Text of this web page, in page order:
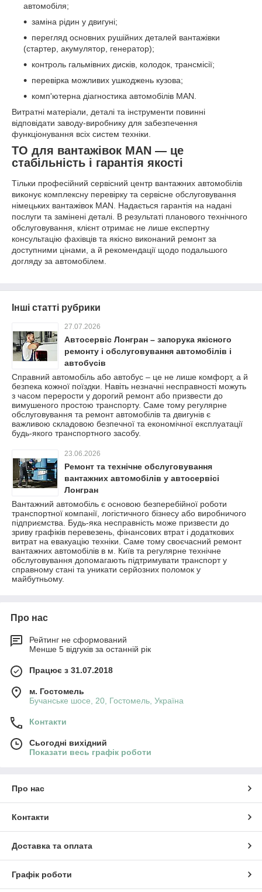
автомобіля;
заміна рідин у двигуні;
перегляд основних рушійних деталей вантажівки
(стартер, акумулятор, генератор);
контроль гальмівних дисків, колодок, трансмісії;
перевірка можливих ушкоджень кузова;
комп'ютерна діагностика автомобілів MAN.
Витратні матеріали, деталі та інструменти повинні
відповідати заводу-виробнику для забезпечення
функціонування всіх систем техніки.
ТО для вантажівок MAN — це
стабільність і гарантія якості
Тільки професійний сервісний центр вантажних автомобілів
виконує комплексну перевірку та сервісне обслуговування
німецьких вантажівок MAN. Надається гарантія на надані
послуги та замінені деталі. В результаті планового технічного
обслуговування, клієнт отримає не лише експертну
консультацію фахівців та якісно виконаний ремонт за
доступними цінами, а й рекомендації щодо подальшого
догляду за автомобілем.
Інші статті рубрики
27.07.2026
Автосервіс Лонгран – запорука якісного
ремонту і обслуговування автомобілів і
автобусів
Справний автомобіль або автобус – це не лише комфорт, а й
безпека кожної поїздки. Навіть незначні несправності можуть
з часом перерости у дорогий ремонт або призвести до
вимушеного простою транспорту. Саме тому регулярне
обслуговування та ремонт автомобілів та двигунів є
важливою складовою безпечної та економічної експлуатації
будь-якого транспортного засобу.
23.06.2026
Ремонт та технічне обслуговування
вантажних автомобілів у автосервісі
Лонгран
Вантажний автомобіль є основою безперебійної роботи
транспортної компанії, логістичного бізнесу або виробничого
підприємства. Будь-яка несправність може призвести до
зриву графіків перевезень, фінансових втрат і додаткових
витрат на евакуацію техніки. Саме тому своєчасний ремонт
вантажних автомобілів в м. Київ та регулярне технічне
обслуговування допомагають підтримувати транспорт у
справному стані та уникати серйозних поломок у
майбутньому.
Про нас
Рейтинг не сформований
Менше 5 відгуків за останній рік
Працює з 31.07.2018
м. Гостомель
Бучанське шосе, 20, Гостомель, Україна
Контакти
Сьогодні вихідний
Показати весь графік роботи
Про нас
Контакти
Доставка та оплата
Графік роботи